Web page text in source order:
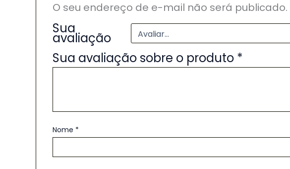
O seu endereço de e-mail não será publicado.
Sua
avaliação
Sua avaliação sobre o produto *
Nome *